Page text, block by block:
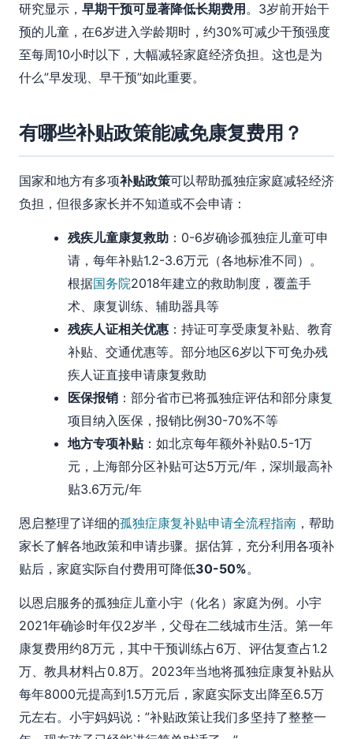
研究显示， 早期干预可显著降低长期费用 。3岁前开始干
预的儿童，在6岁进入学龄期时，约30%可减少干预强度
至每周10小时以下，大幅减轻家庭经济负担。这也是为
什么”早发现、早干预”如此重要。
有哪些补贴政策能减免康复费用？
国家和地方有多项补贴政策可以帮助孤独症家庭减轻经济
负担，但很多家长并不知道或不会申请：
残疾儿童康复救助 ：0-6岁确诊孤独症儿童可申
请，每年补贴1.2-3.6万元（各地标准不同）。
根据国务院2018年建立的救助制度，覆盖手
术、康复训练、辅助器具等
残疾人证相关优惠 ：持证可享受康复补贴、教育
补贴、交通优惠等。部分地区6岁以下可免办残
疾人证直接申请康复救助
医保报销 ：部分省市已将孤独症评估和部分康复
项目纳入医保，报销比例30-70%不等
地方专项补贴：如北京每年额外补贴0.5-1万
元，上海部分区补贴可达5万元/年，深圳最高补
贴3.6万元/年
恩启整理了详细的孤独症康复补贴申请全流程指南 ，帮助
家长了解各地政策和申请步骤。据估算，充分利用各项补
贴后，家庭实际自付费用可降低30-50%。
以恩启服务的孤独症儿童小宇（化名）家庭为例。小宇
2021年确诊时年仅2岁半，父母在二线城市生活。第一年
康复费用约8万元，其中干预训练占6万、评估复查占1.2
万、教具材料占0.8万。2023年当地将孤独症康复补贴从
每年8000元提高到1.5万元后，家庭实际支出降至6.5万
元左右。小宇妈妈说：”补贴政策让我们多坚持了整整一